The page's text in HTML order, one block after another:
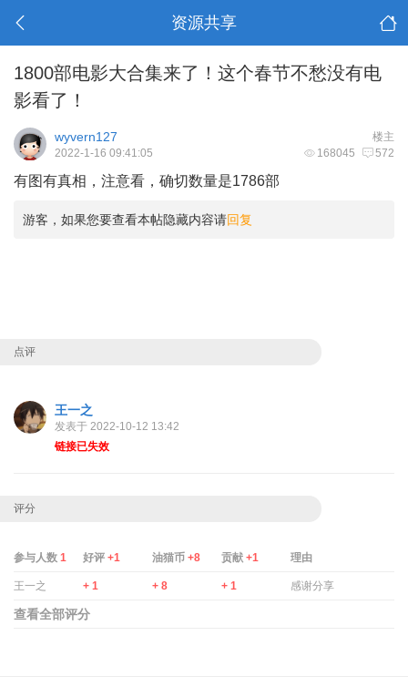
资源共享
1800部电影大合集来了！这个春节不愁没有电
影看了！
楼主
wyvern127
168045 572
2022-1-16 09:41:05
有图有真相，注意看，确切数量是1786部
游客，如果您要查看本帖隐藏内容请回复
点评
王一之
发表于 2022-10-12 13:42
链接已失效
评分
参与人数 1 好评 +1 油猫币 +8 贡献 +1 理由
王一之 + 1 + 8 + 1 感谢分享
查看全部评分